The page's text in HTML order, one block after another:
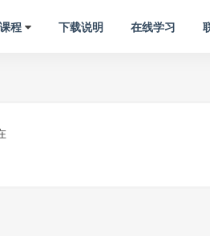
程 下载说明 在线学习